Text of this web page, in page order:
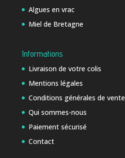
Algues en vrac
Miel de Bretagne
Informations
Livraison de votre colis
Mentions légales
Conditions générales de vente
Qui sommes-nous
Paiement sécurisé
Contact